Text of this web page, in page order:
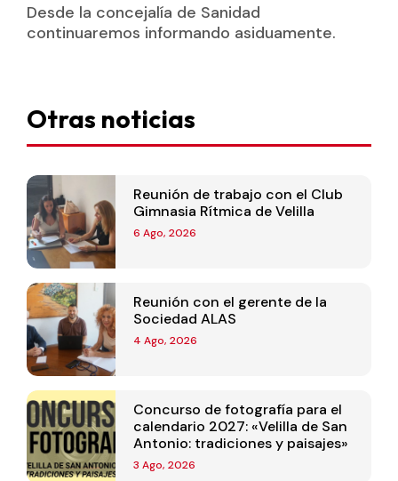
Desde la concejalía de Sanidad
continuaremos informando asiduamente.
Otras noticias
Reunión de trabajo con el Club
Gimnasia Rítmica de Velilla
6 Ago, 2026
Reunión con el gerente de la
Sociedad ALAS
4 Ago, 2026
Concurso de fotografía para el
calendario 2027: «Velilla de San
Antonio: tradiciones y paisajes»
3 Ago, 2026